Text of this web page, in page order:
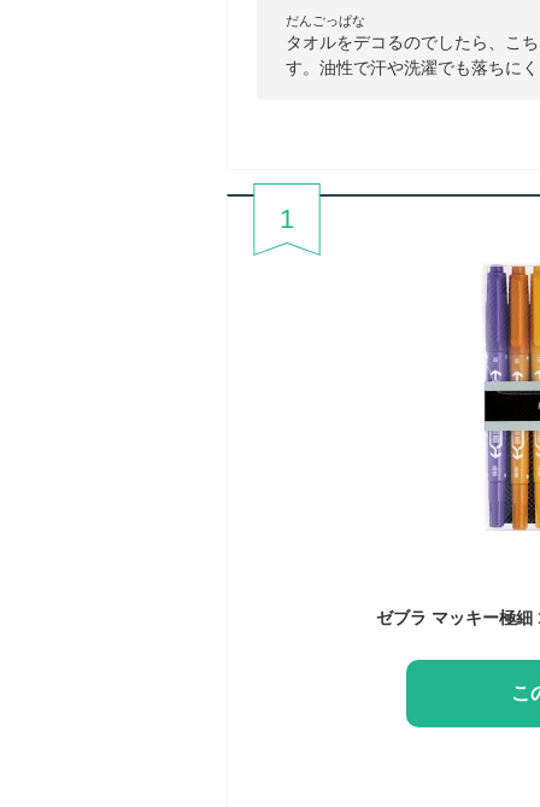
だんごっぱな
タオルをデコるのでしたら、こ
す。油性で汗や洗濯でも落ちに
1
こ